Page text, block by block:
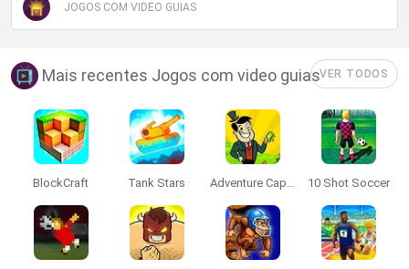
JOGOS COM VIDEO GUIAS
Mais recentes Jogos com video guiasVER TODOS
BlockCraft Tank Stars Adventure Capitalist 10 Shot Soccer